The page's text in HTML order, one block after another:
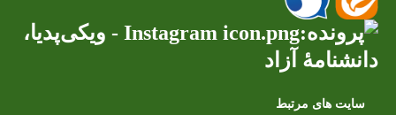
سایت های مرتبط